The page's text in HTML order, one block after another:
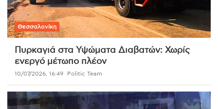
Θεσσαλονίκη
Πυρκαγιά στα Υψώματα Διαβατών: Χωρίς
ενεργό μέτωπο πλέον
10/07/2026, 16:49 Politic Team